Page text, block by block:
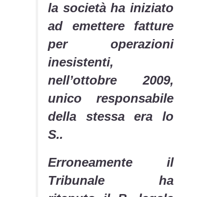
la società ha iniziato
ad emettere fatture
per operazioni
inesistenti,
nell’ottobre 2009,
unico responsabile
della stessa era lo
S..
Erroneamente il
Tribunale ha